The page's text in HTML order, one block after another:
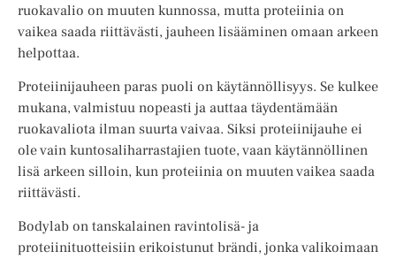
ruokavalio on muuten kunnossa, mutta proteiinia on
vaikea saada riittävästi, jauheen lisääminen omaan arkeen
helpottaa.
Proteiinijauheen paras puoli on käytännöllisyys. Se kulkee
mukana, valmistuu nopeasti ja auttaa täydentämään
ruokavaliota ilman suurta vaivaa. Siksi proteiinijauhe ei
ole vain kuntosaliharrastajien tuote, vaan käytännöllinen
lisä arkeen silloin, kun proteiinia on muuten vaikea saada
riittävästi.
Bodylab on tanskalainen ravintolisä- ja
proteiinituotteisiin erikoistunut brändi, jonka valikoimaan